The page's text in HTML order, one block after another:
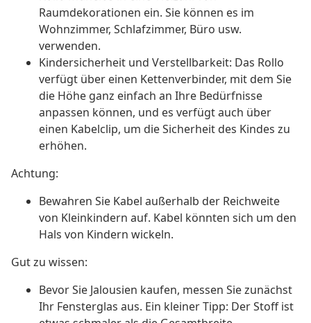
Raumdekorationen ein. Sie können es im
Wohnzimmer, Schlafzimmer, Büro usw.
verwenden.
Kindersicherheit und Verstellbarkeit: Das Rollo
verfügt über einen Kettenverbinder, mit dem Sie
die Höhe ganz einfach an Ihre Bedürfnisse
anpassen können, und es verfügt auch über
einen Kabelclip, um die Sicherheit des Kindes zu
erhöhen.
Achtung:
Bewahren Sie Kabel außerhalb der Reichweite
von Kleinkindern auf. Kabel könnten sich um den
Hals von Kindern wickeln.
Gut zu wissen:
Bevor Sie Jalousien kaufen, messen Sie zunächst
Ihr Fensterglas aus. Ein kleiner Tipp: Der Stoff ist